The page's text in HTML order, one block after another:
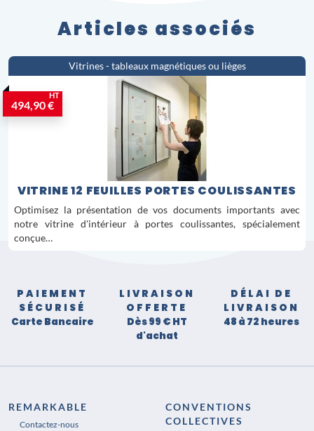
Articles associés
Vitrines - tableaux magnétiques ou lièges
494,90 €
HT
VITRINE 12 FEUILLES PORTES COULISSANTES
Optimisez la présentation de vos documents importants avec
notre vitrine d'intérieur à portes coulissantes, spécialement
conçue…
PAIEMENT
SÉCURISÉ
Carte Bancaire
LIVRAISON
OFFERTE
Dès 99 € HT
d'achat
DÉLAI DE
LIVRAISON
48 à 72 heures
REMARKABLE
Contactez-nous
CONVENTIONS
COLLECTIVES